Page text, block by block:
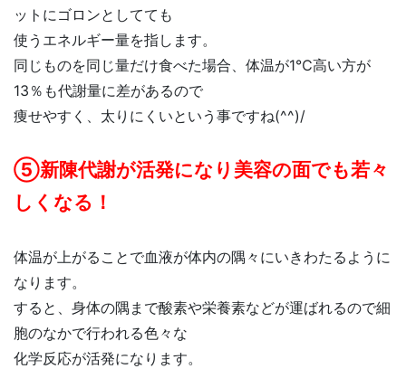
ットにゴロンとしてても
使うエネルギー量を指します。
同じものを同じ量だけ食べた場合、体温が1℃高い方が
13％も代謝量に差があるので
痩せやすく、太りにくいという事ですね(^^)/
⑤新陳代謝が活発になり美容の面でも若々
しくなる！
体温が上がることで血液が体内の隅々にいきわたるように
なります。
すると、身体の隅まで酸素や栄養素などが運ばれるので細
胞のなかで行われる色々な
化学反応が活発になります。